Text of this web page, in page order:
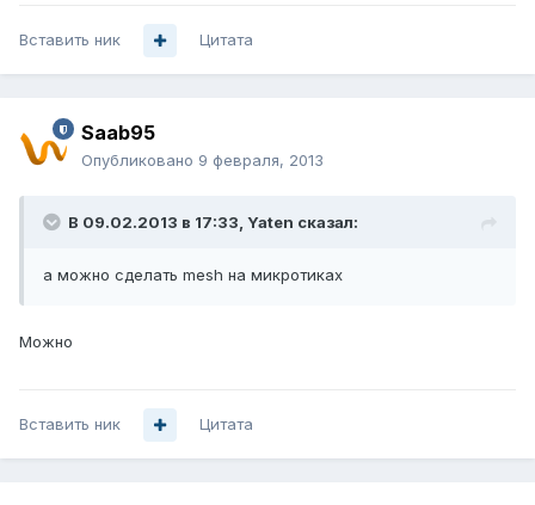
Вставить ник Цитата
Saab95
Опубликовано 9 февраля, 2013
В 09.02.2013 в 17:33, Yaten сказал:
а можно сделать mesh на микротиках
Можно
Вставить ник Цитата